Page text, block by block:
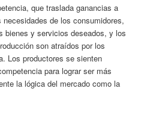
que traslada ganancias a
de los consumidores,
bienes y servicios deseados, y los
son atraídos por los
Los productores se sienten
para lograr ser más
la lógica del mercado como la